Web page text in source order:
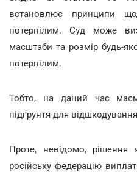
встановлює принципи
потерпілим. Суд може
масштаби та розмір будь-
потерпілим.
Тобто, на даний час
підґрунтя для
Проте, невідомо, рішення
російську федерацію